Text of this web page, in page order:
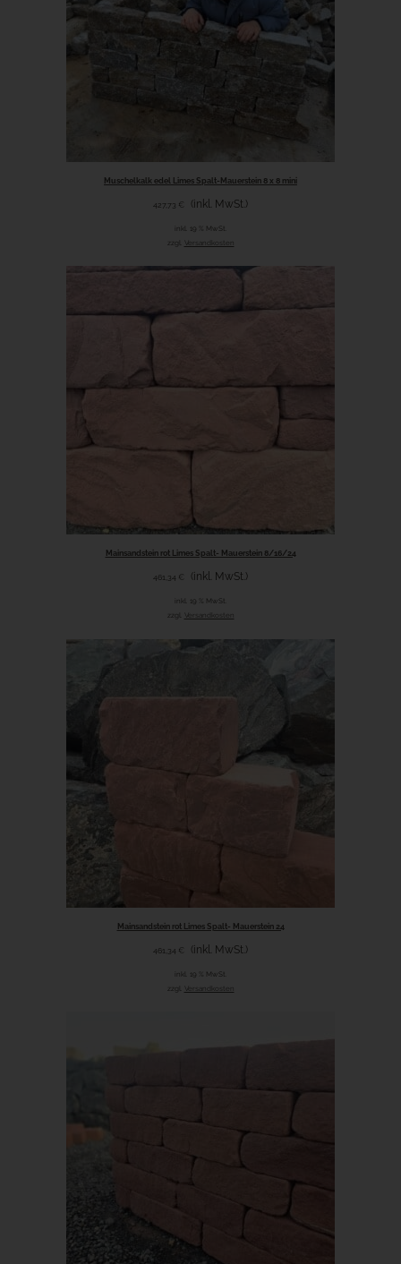
Muschelkalk edel Limes Spalt-Mauerstein 8 x 8 mini
427,73 € (inkl. MwSt.)
inkl. 19 % MwSt.
zzgl. Versandkosten
Mainsandstein rot Limes Spalt- Mauerstein 8/16/24
461,34 € (inkl. MwSt.)
inkl. 19 % MwSt.
zzgl. Versandkosten
Mainsandstein rot Limes Spalt- Mauerstein 24
461,34 € (inkl. MwSt.)
inkl. 19 % MwSt.
zzgl.
Versandkosten